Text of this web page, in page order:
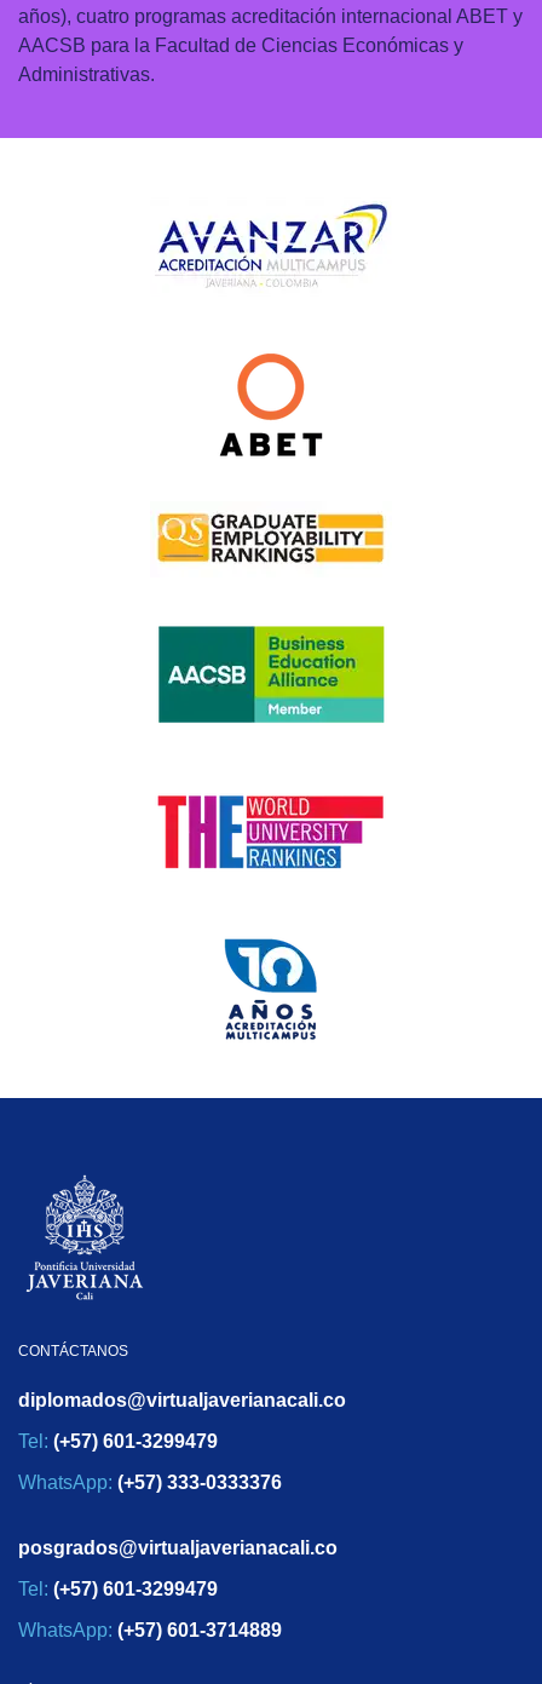
años), cuatro programas acreditación internacional ABET y
AACSB para la Facultad de Ciencias Económicas y
Administrativas.
CONTÁCTANOS
diplomados@virtualjaverianacali.co
Tel: (+57) 601-3299479
WhatsApp: (+57) 333-0333376
posgrados@virtualjaverianacali.co
Tel: (+57) 601-3299479
WhatsApp: (+57) 601-3714889